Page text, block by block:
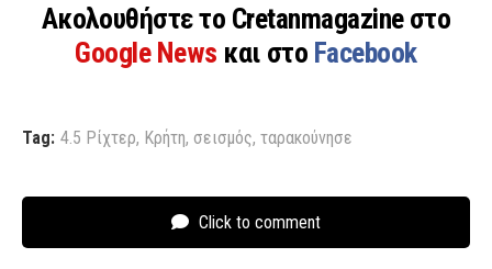
Ακολουθήστε το Cretanmagazine στο
Google News και στο Facebook
Tag: 4.5 Ρίχτερ, Κρήτη, σεισμός, ταρακούνησε
Click to comment